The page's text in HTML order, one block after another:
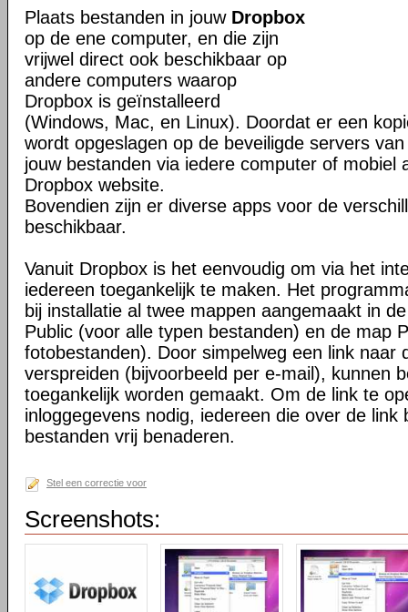
Plaats bestanden in jouw Dropbox
op de ene computer, en die zijn
vrijwel direct ook beschikbaar op
andere computers waarop
Dropbox is geïnstalleerd
(Windows, Mac, en Linux). Doordat er een
wordt opgeslagen op de beveiligde servers
jouw bestanden via iedere computer of mobiel
Dropbox website.
Bovendien zijn er diverse apps voor de
beschikbaar.
Vanuit Dropbox is het eenvoudig om via het
iedereen toegankelijk te maken. Het
bij installatie al twee mappen aangemaakt in
Public (voor alle typen bestanden) en de map
fotobestanden). Door simpelweg een link naar
verspreiden (bijvoorbeeld per e-mail), kunnen
toegankelijk worden gemaakt. Om de link te
inloggegevens nodig, iedereen die over de link
bestanden vrij benaderen.
Stel een correctie voor
Screenshots: